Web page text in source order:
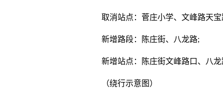
取消站点：菅庄小学、文峰路天宝
新增路段：陈庄街、八龙路;
新增站点：陈庄街文峰路口、八
（绕行示意图）